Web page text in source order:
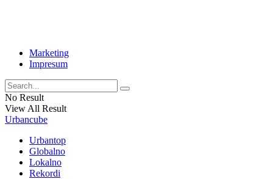
Marketing
Impresum
No Result
View All Result
Urbancube
Urbantop
Globalno
Lokalno
Rekordi